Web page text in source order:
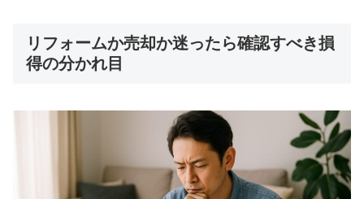
リフォームか売却か迷ったら確認すべき損
得の分かれ目